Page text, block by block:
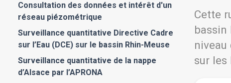
Consultation des données et intérêt d'un
réseau piézométrique
Surveillance quantitative Directive Cadre
sur l’Eau (DCE) sur le bassin Rhin-Meuse
Surveillance quantitative de la nappe
d’Alsace par l’APRONA
Cette
bassin
niveau
sur les